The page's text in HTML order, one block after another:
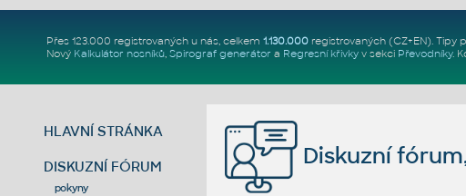
Přes 123.000 registrovaných u nás, celkem 1.130.000registrovaných (CZ+EN). Tipy
Nový Kalkulátor nosníků, Spirograf generátor a Regresní křivkyv sekci Převodníky.
HLAVNÍ STRÁNKA
DISKUZNÍ FÓRUM
pokyny
Diskuzní